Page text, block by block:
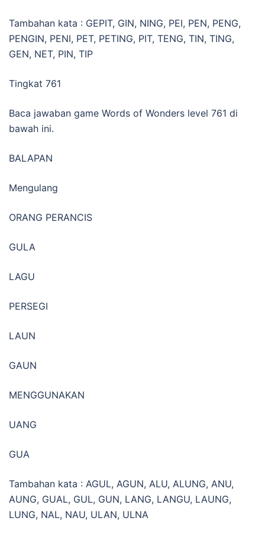
Tambahan kata : GEPIT, GIN, NING, PEI, PEN, PENG,
PENGIN, PENI, PET, PETING, PIT, TENG, TIN, TING,
GEN, NET, PIN, TIP
Tingkat 761
Baca jawaban game Words of Wonders level 761 di
bawah ini.
BALAPAN
Mengulang
ORANG PERANCIS
GULA
LAGU
PERSEGI
LAUN
GAUN
MENGGUNAKAN
UANG
GUA
Tambahan kata : AGUL, AGUN, ALU, ALUNG, ANU,
AUNG, GUAL, GUL, GUN, LANG, LANGU, LAUNG,
LUNG, NAL, NAU, ULAN, ULNA